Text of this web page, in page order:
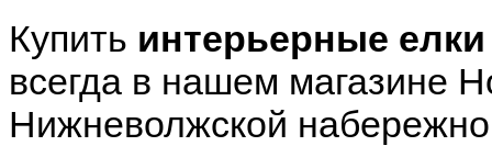
Купить интерьерные елки
всегда в нашем магазине
Нижневолжской